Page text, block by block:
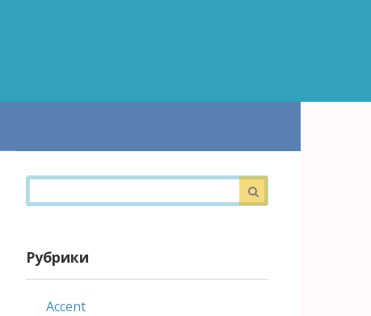
Поиск:
Рубрики
Accent